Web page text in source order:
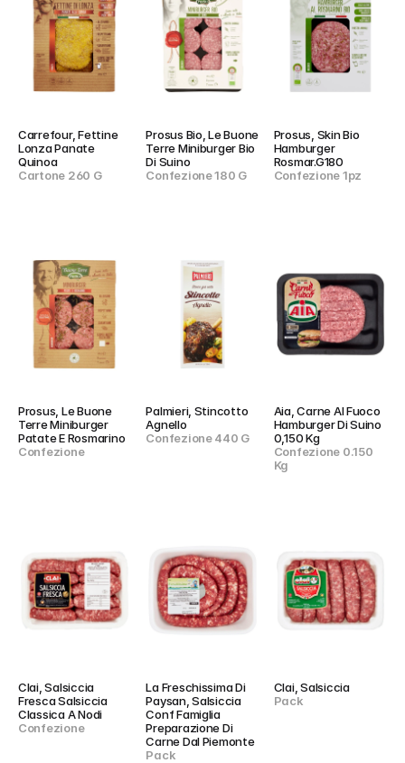
Carrefour, Fettine
Lonza Panate
Quinoa
Cartone 260 G
Prosus Bio, Le Buone
Terre Miniburger Bio
Di Suino
Confezione 180 G
Prosus, Skin Bio
Hamburger
Rosmar.G180
Confezione 1pz
Prosus, Le Buone
Terre Miniburger
Patate E Rosmarino
Confezione
Palmieri, Stincotto
Agnello
Confezione 440 G
Aia, Carne Al Fuoco
Hamburger Di Suino
0,150 Kg
Confezione 0.150
Kg
Clai, Salsiccia
Fresca Salsiccia
Classica A Nodi
Confezione
La Freschissima Di
Paysan, Salsiccia
Conf Famiglia
Preparazione Di
Carne Dal Piemonte
Pack
Clai, Salsiccia
Pack